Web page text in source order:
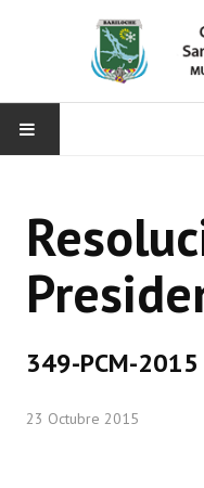
CONCEJO
Bloques Políticos
Comisiones Permanentes
Comisiones Especiales
349-PCM-2015
23 Octubre 2015